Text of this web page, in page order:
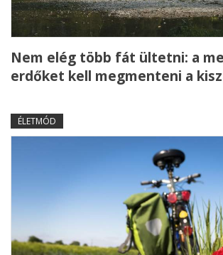
Nem elég több fát ültetni: a
erdőket kell megmenteni a
ÉLETMÓD